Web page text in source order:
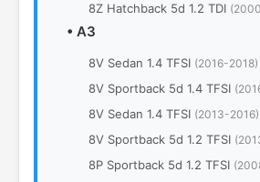
8Z Hatchback 5d 1.2 TDI
• A3
8V Sedan 1.4 TFSI (2016-2018)
8V Sportback 5d 1.4 TFSI
8V Sedan 1.4 TFSI (2013-2016)
8V Sportback 5d 1.2 TFSI
8P Sportback 5d 1.2 TFSI